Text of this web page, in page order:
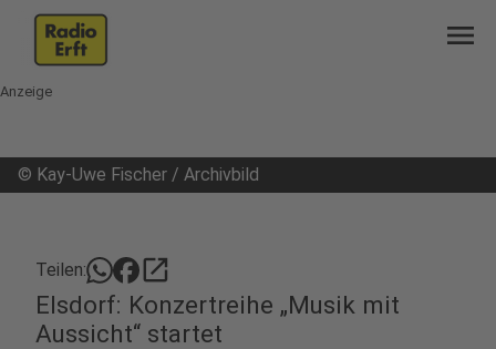
menu
Anzeige
© Kay-Uwe Fischer / Archivbild
Teilen: open_in_new
Elsdorf: Konzertreihe „Musik mit
Aussicht“ startet